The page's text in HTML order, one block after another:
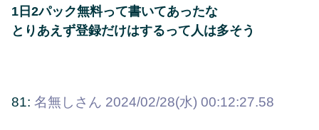
1日2パック無料って書いてあったな
とりあえず登録だけはするって人は多そう
81: 名無しさん 2024/02/28(水) 00:12:27.58